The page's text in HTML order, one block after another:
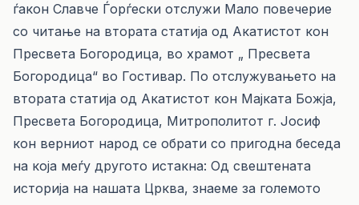
ѓакон Славче Ѓорѓески отслужи Мало повечерие
со читање на втората статија од Акатистот кон
Пресвета Богородица, во храмот „ Пресвета
Богородица“ во Гостивар. По отслужувањето на
втората статија од Акатистот кон Мајката Божја,
Пресвета Богородица, Митрополитот г. Јосиф
кон верниот народ се обрати со пригодна беседа
на која меѓу другото истакна: Од свештената
историја на нашата Црква, знаеме за големото